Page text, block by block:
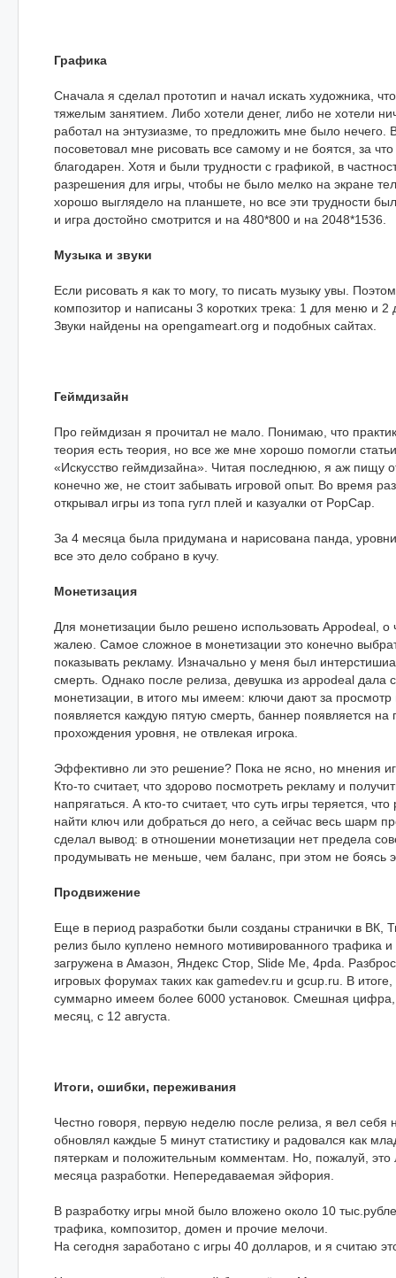
Графика
Сначала я сделал прототип и начал искать художника,
тяжелым занятием. Либо хотели денег, либо не хотели
работал на энтузиазме, то предложить мне было нечего.
посоветовал мне рисовать все самому и не боятся, за
благодарен. Хотя и были трудности с графикой, в
разрешения для игры, чтобы не было мелко на экране
хорошо выглядело на планшете, но все эти трудности
и игра достойно смотрится и на 480*800 и на 2048*1536.
Музыка и звуки
Если рисовать я как то могу, то писать музыку увы.
композитор и написаны 3 коротких трека: 1 для меню и 2
Звуки найдены на opengameart.org и подобных сайтах.
Геймдизайн
Про геймдизан я прочитал не мало. Понимаю, что
теория есть теория, но все же мне хорошо помогли
«Искусство геймдизайна». Читая последнюю, я аж пищу
конечно же, не стоит забывать игровой опыт. Во время
открывал игры из топа гугл плей и казуалки от PopCap.
За 4 месяца была придумана и нарисована панда,
все это дело собрано в кучу.
Монетизация
Для монетизации было решено использовать Appodeal, о
жалею. Самое сложное в монетизации это конечно
показывать рекламу. Изначально у меня был
смерть. Однако после релиза, девушка из appodeal дала
монетизации, в итого мы имеем: ключи дают за просмотр
появляется каждую пятую смерть, баннер появляется на
прохождения уровня, не отвлекая игрока.
Эффективно ли это решение? Пока не ясно, но мнения
Кто-то считает, что здорово посмотреть рекламу и
напрягаться. А кто-то считает, что суть игры теряется,
найти ключ или добраться до него, а сейчас весь шарм
сделал вывод: в отношении монетизации нет предела
продумывать не меньше, чем баланс, при этом не боясь
Продвижение
Еще в период разработки были созданы странички в ВК,
релиз было куплено немного мотивированного трафика и
загружена в Амазон, Яндекс Стор, Slide Me, 4pda.
игровых форумах таких как gamedev.ru и gcup.ru. В
суммарно имеем более 6000 установок. Смешная цифра,
месяц, с 12 августа.
Итоги, ошибки, переживания
Честно говоря, первую неделю после релиза, я вел себя
обновлял каждые 5 минут статистику и радовался как
пятеркам и положительным комментам. Но, пожалуй, это
месяца разработки. Непередаваемая эйфория.
В разработку игры мной было вложено около 10
трафика, композитор, домен и прочие мелочи.
На сегодня заработано с игры 40 долларов, и я считаю